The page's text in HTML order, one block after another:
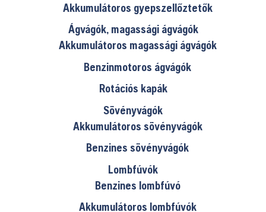
Akkumulátoros gyepszellőztetők
Ágvágók, magassági ágvágók
Akkumulátoros magassági ágvágók
Benzinmotoros ágvágók
Rotációs kapák
Sövényvágók
Akkumulátoros sövényvágók
Benzines sövényvágók
Lombfúvók
Benzines lombfúvó
Akkumulátoros lombfúvók